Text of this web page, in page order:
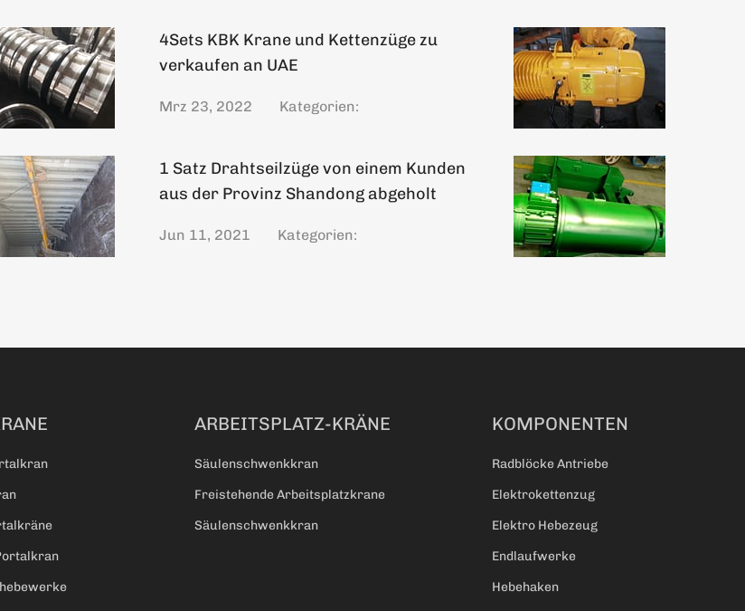
4Sets KBK Krane und Kettenzüge zu
verkaufen an UAE
Mrz 23, 2022 Kategorien:
1 Satz Drahtseilzüge von einem Kunden
aus der Provinz Shandong abgeholt
Jun 11, 2021 Kategorien:
ARBEITSPLATZ-KRÄNE
Säulenschwenkkran
Freistehende Arbeitsplatzkrane
Säulenschwenkkran
KOMPONENTEN
Radblöcke Antriebe
Elektrokettenzug
Elektro Hebezeug
Endlaufwerke
Hebehaken